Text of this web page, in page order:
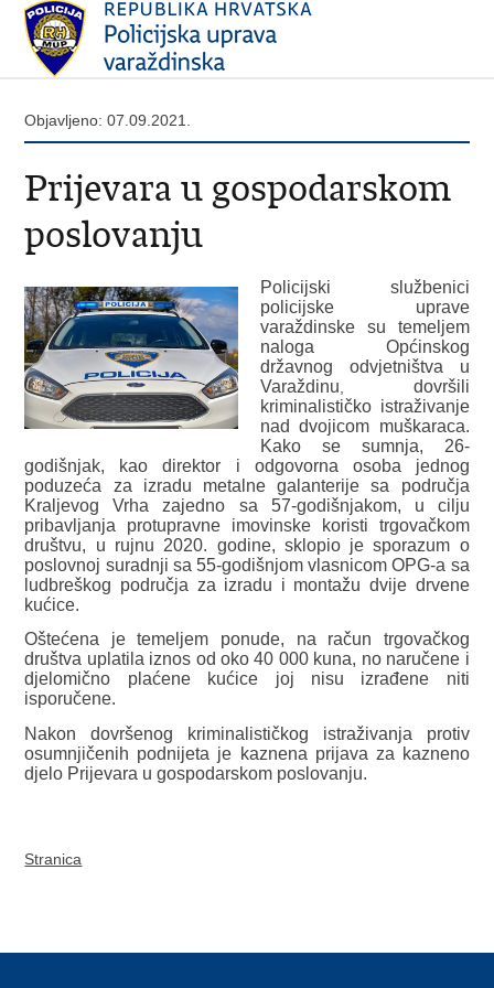
Objavljeno: 07.09.2021.
Prijevara u gospodarskom
poslovanju
Policijski službenici
policijske uprave
varaždinske su temeljem
naloga
Općinskog
državnog odvjetništva u
Varaždinu
dovršili
kriminalističko istraživanje
nad dvojicom muškaraca.
Kako se sumnja, 26-
godišnjak, kao direktor i odgovorna osoba jednog
poduzeća za izradu metalne galanterije sa područja
Kraljevog Vrha zajedno sa 57-godišnjakom, u cilju
pribavljanja protupravne imovinske koristi trgovačkom
društvu, u rujnu 2020. godine, sklopio je sporazum o
poslovnoj suradnji sa 55-godišnjom vlasnicom OPG-a sa
ludbreškog područja za izradu i montažu dvije drvene
kućice.
Oštećena je temeljem ponude, na račun trgovačkog
društva uplatila iznos od oko 40 000 kuna, no naručene i
djelomično plaćene kućice joj nisu izrađene niti
isporučene.
Nakon dovršenog kriminalističkog istraživanja protiv
osumnjičenih podnijeta je kaznena prijava za kazneno
djelo Prijevara u gospodarskom poslovanju.
Stranica